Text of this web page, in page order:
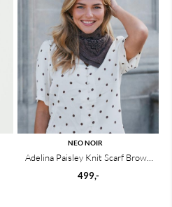
NEO NOIR
Adelina Paisley Knit Scarf Brown
Melange
499,-